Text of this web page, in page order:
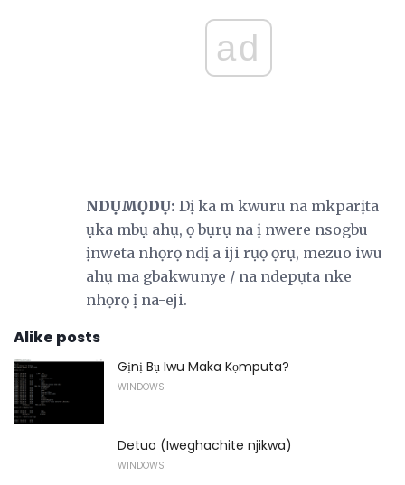
ad
NDỤMỌDỤ: Dị ka m kwuru na mkparịta
ụka mbụ ahụ, ọ bụrụ na ị nwere nsogbu
ịnweta nhọrọ ndị a iji rụọ ọrụ, mezuo iwu
ahụ ma gbakwunye / na ndepụta nke
nhọrọ ị na-eji.
Alike posts
Gịnị Bụ Iwu Maka Kọmputa?
WINDOWS
Detuo (Iweghachite njikwa)
WINDOWS